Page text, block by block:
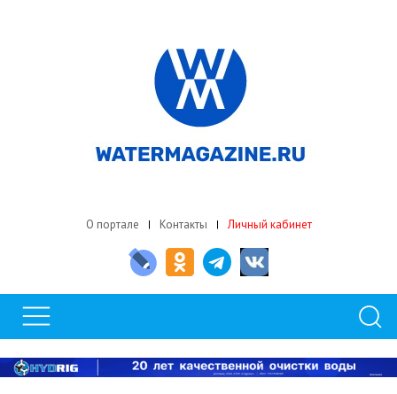
О портале Контакты Личный кабинет